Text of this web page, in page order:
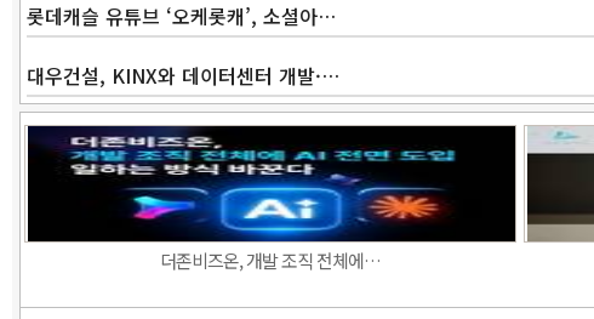
롯데캐슬 유튜브 ‘오케롯캐’, 소셜아…
대우건설, KINX와 데이터센터 개발·…
더존비즈온, 개발 조직 전체에…